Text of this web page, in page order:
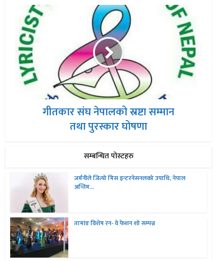
गीतकार संघ नेपालको स्रष्टा सम्मान
तथा पुरस्कार घोषणा
सम्बन्धित पोस्टहरु
जर्मनीले जित्यो मिस इन्टरनेसनलको उपाधि, नेपाल
अन्तिम...
तामांङ विशेष रन- वे फेशन शो सम्पन्न